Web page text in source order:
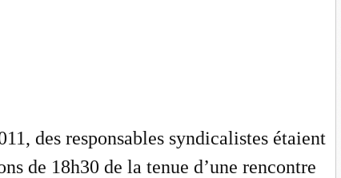
des responsables syndicalistes étaient
de 18h30 de la tenue d’une rencontre